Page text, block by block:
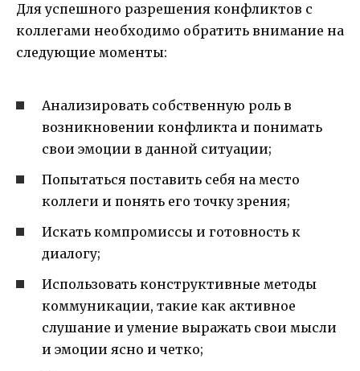
Для успешного разрешения конфликтов с
коллегами необходимо обратить внимание на
следующие моменты:
Анализировать собственную роль в
возникновении конфликта и понимать
свои эмоции в данной ситуации;
Попытаться поставить себя на место
коллеги и понять его точку зрения;
Искать компромиссы и готовность к
диалогу;
Использовать конструктивные методы
коммуникации, такие как активное
слушание и умение выражать свои мысли
и эмоции ясно и четко;